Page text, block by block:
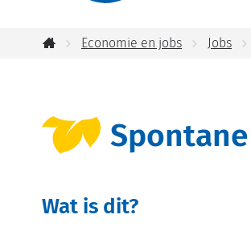
Economie en jobs Jobs
Wat is dit?